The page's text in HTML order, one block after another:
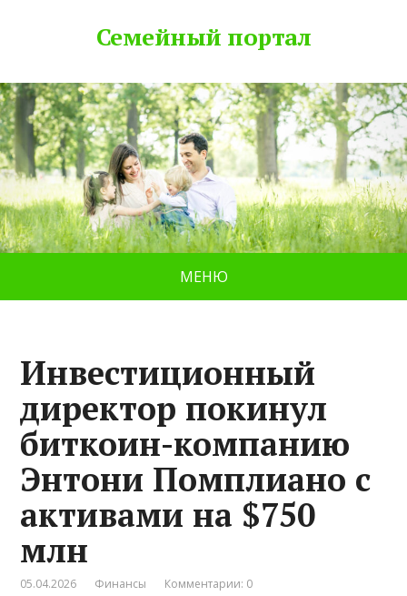
Семейный портал
МЕНЮ
Инвестиционный
директор покинул
биткоин-компанию
Энтони Помплиано с
активами на $750
млн
05.04.2026 Финансы Комментарии: 0